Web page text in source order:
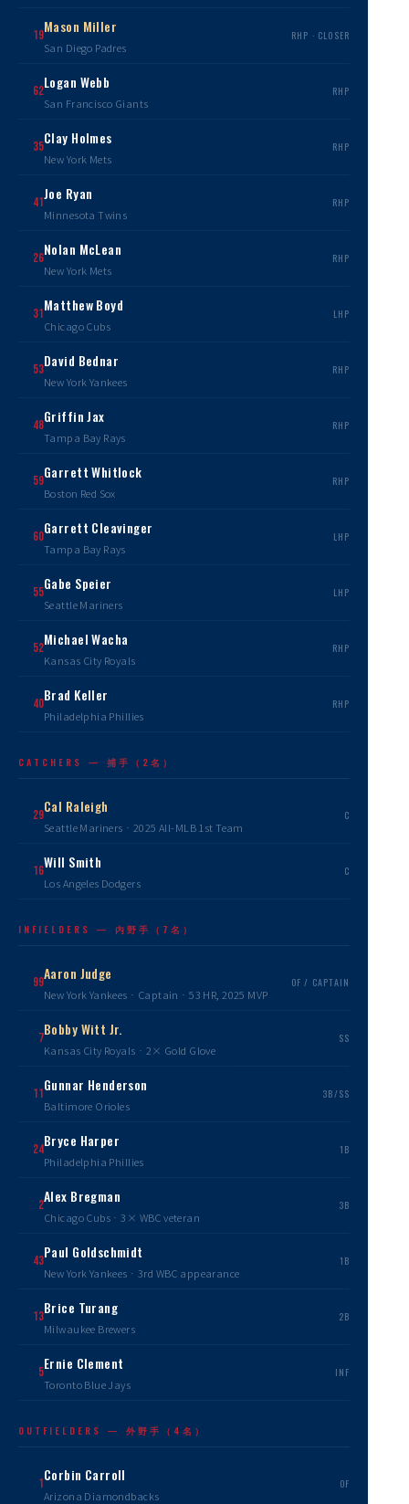
19Mason Miller
San Diego Padres
RHP · CLOSER
62Logan Webb
San Francisco Giants
RHP
35Clay Holmes
New York Mets
RHP
41Joe Ryan
Minnesota Twins
RHP
26Nolan McLean
New York Mets
RHP
31Matthew Boyd
Chicago Cubs
LHP
53David Bednar
New York Yankees
RHP
48Griffin Jax
Tampa Bay Rays
RHP
59Garrett Whitlock
Boston Red Sox
RHP
60Garrett Cleavinger
Tampa Bay Rays
LHP
55Gabe Speier
Seattle Mariners
LHP
52Michael Wacha
Kansas City Royals
RHP
40Brad Keller
Philadelphia Phillies
RHP
CATCHERS — 捕手（2名）
29Cal Raleigh
Seattle Mariners · 2025 All-MLB 1st Team
C
16Will Smith
Los Angeles Dodgers
C
INFIELDERS — 内野手（7名）
99Aaron Judge
New York Yankees · Captain · 53 HR, 2025 MVP
OF / CAPTAIN
7Bobby Witt Jr.
Kansas City Royals · 2× Gold Glove
SS
11Gunnar Henderson
Baltimore Orioles
3B/SS
24Bryce Harper
Philadelphia Phillies
1B
2Alex Bregman
Chicago Cubs · 3× WBC veteran
3B
43Paul Goldschmidt
New York Yankees · 3rd WBC appearance
1B
13Brice Turang
Milwaukee Brewers
2B
5Ernie Clement
Toronto Blue Jays
INF
OUTFIELDERS — 外野手（4名）
1Corbin Carroll
Arizona Diamondbacks
OF